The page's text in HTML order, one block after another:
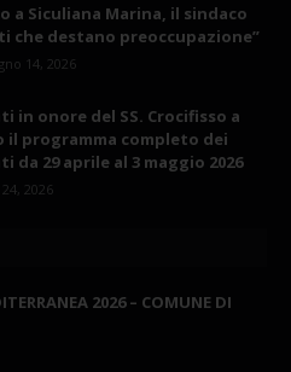
a Siculiana Marina, il sindaco
che destano preoccupazione”
14, 2026
in onore del SS. Crocifisso a
il programma completo dei
da 29 aprile al 3 maggio 2026
2026
2026 – COMUNE DI